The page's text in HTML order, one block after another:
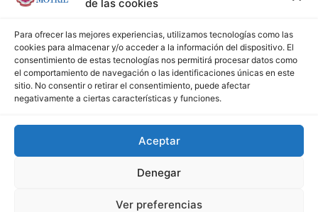
de las cookies
Para ofrecer las mejores experiencias, utilizamos tecnologías como las
cookies para almacenar y/o acceder a la información del dispositivo. El
consentimiento de estas tecnologías nos permitirá procesar datos como
el comportamiento de navegación o las identificaciones únicas en este
sitio. No consentir o retirar el consentimiento, puede afectar
negativamente a ciertas características y funciones.
Aceptar
Denegar
Ver preferencias